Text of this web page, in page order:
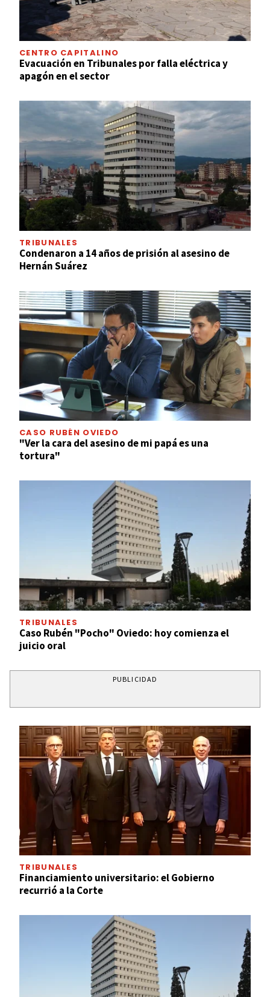
CENTRO CAPITALINO
Evacuación en Tribunales por falla eléctrica y
apagón en el sector
TRIBUNALES
Condenaron a 14 años de prisión al asesino de
Hernán Suárez
CASO RUBÉN OVIEDO
"Ver la cara del asesino de mi papá es una
tortura"
TRIBUNALES
Caso Rubén "Pocho" Oviedo: hoy comienza el
juicio oral
PUBLICIDAD
TRIBUNALES
Financiamiento universitario: el Gobierno
recurrió a la Corte